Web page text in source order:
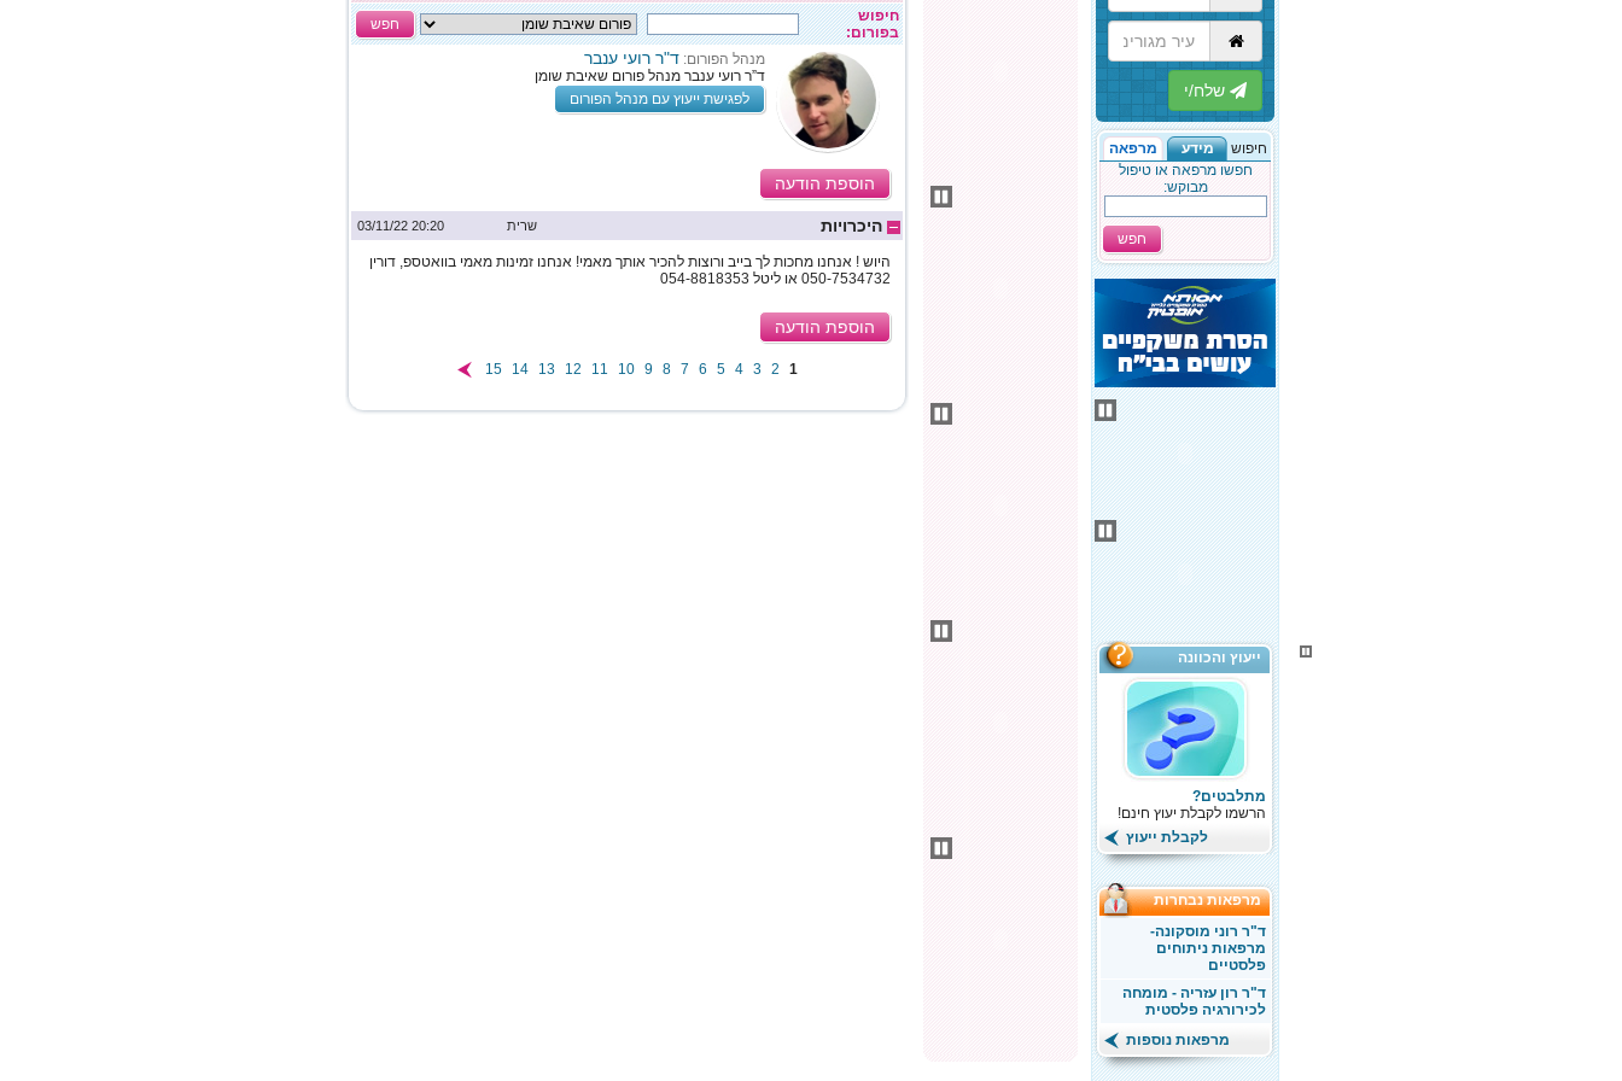
הבא
חיפוש מידע
מרפאה
חפשו מרפאה או טיפול
מבוקש:
חפש
ייעוץ והכוונה
מתלבטים?
הרשמו לקבלת יעוץ חינם!
לקבלת ייעוץ
מרפאות נבחרות
ד"ר רוני מוסקונה-
מרפאות ניתוחים
פלסטיים
ד"ר רון עזריה - מומחה
לכירורגיה פלסטית
מרפאות נוספות
חפש
חיפוש
בפורום:
מנהל הפורום: ד"ר רועי ענבר
ד”ר רועי ענבר מנהל פורום שאיבת שומן
לפגישת ייעוץ עם מנהל הפורום
הוספת הודעה
20:20 03/11/22 שרית היכרויות
היוש ! אנחנו מחכות לך בייב ורוצות להכיר אותך מאמי! אנחנו זמינות מאמי בוואטספ, דורין
050-7534732 או ליטל 054-8818353
הוספת הודעה
1
2
3
4
5
6
7
8
9
10
11
12
13
14
15